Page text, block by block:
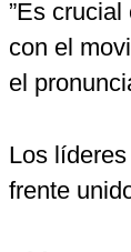
”Es
con el
el
Los
frente